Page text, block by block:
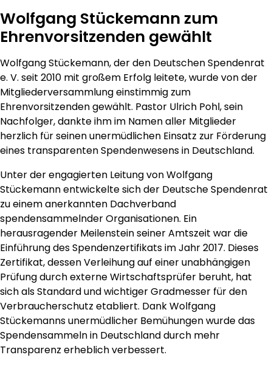
Wolfgang Stückemann zum
Ehrenvorsitzenden gewählt
Wolfgang Stückemann, der den Deutschen Spendenrat
e. V. seit 2010 mit großem Erfolg leitete, wurde von der
Mitgliederversammlung einstimmig zum
Ehrenvorsitzenden gewählt. Pastor Ulrich Pohl, sein
Nachfolger, dankte ihm im Namen aller Mitglieder
herzlich für seinen unermüdlichen Einsatz zur Förderung
eines transparenten Spendenwesens in Deutschland.
Unter der engagierten Leitung von Wolfgang
Stückemann entwickelte sich der Deutsche Spendenrat
zu einem anerkannten Dachverband
spendensammelnder Organisationen. Ein
herausragender Meilenstein seiner Amtszeit war die
Einführung des Spendenzertifikats im Jahr 2017. Dieses
Zertifikat, dessen Verleihung auf einer unabhängigen
Prüfung durch externe Wirtschaftsprüfer beruht, hat
sich als Standard und wichtiger Gradmesser für den
Verbraucherschutz etabliert. Dank Wolfgang
Stückemanns unermüdlicher Bemühungen wurde das
Spendensammeln in Deutschland durch mehr
Transparenz erheblich verbessert.